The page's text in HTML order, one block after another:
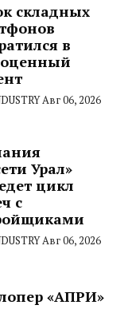
складных
в
Авг 06, 2026
Урал»
цикл
с
Авг 06, 2026
«АПРИ»